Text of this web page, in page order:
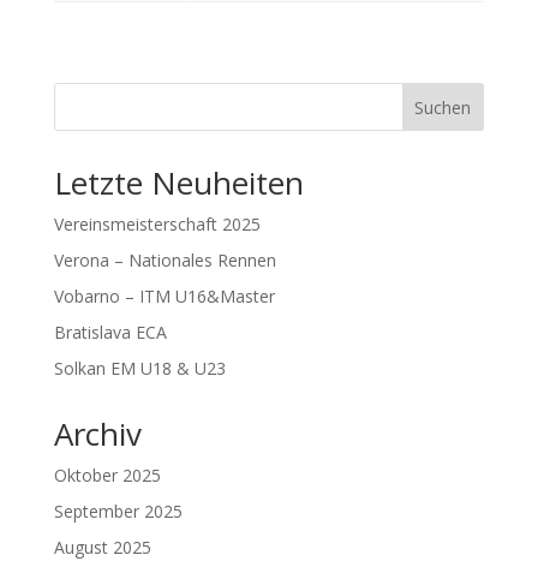
Suchen
Letzte Neuheiten
Vereinsmeisterschaft 2025
Verona – Nationales Rennen
Vobarno – ITM U16&Master
Bratislava ECA
Solkan EM U18 & U23
Archiv
Oktober 2025
September 2025
August 2025